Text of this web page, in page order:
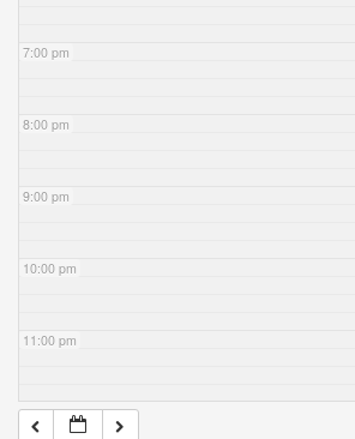
7:00 pm
8:00 pm
9:00 pm
10:00 pm
11:00 pm